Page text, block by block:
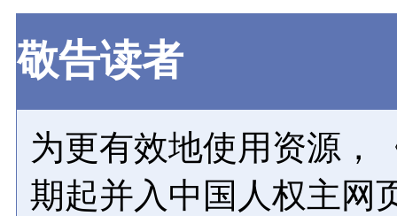
敬告读者
为更有效地使用资源，
期起并入中国人权主网